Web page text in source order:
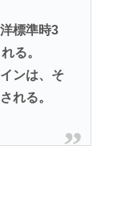
標準時3
る。
ンは、そ
れる。